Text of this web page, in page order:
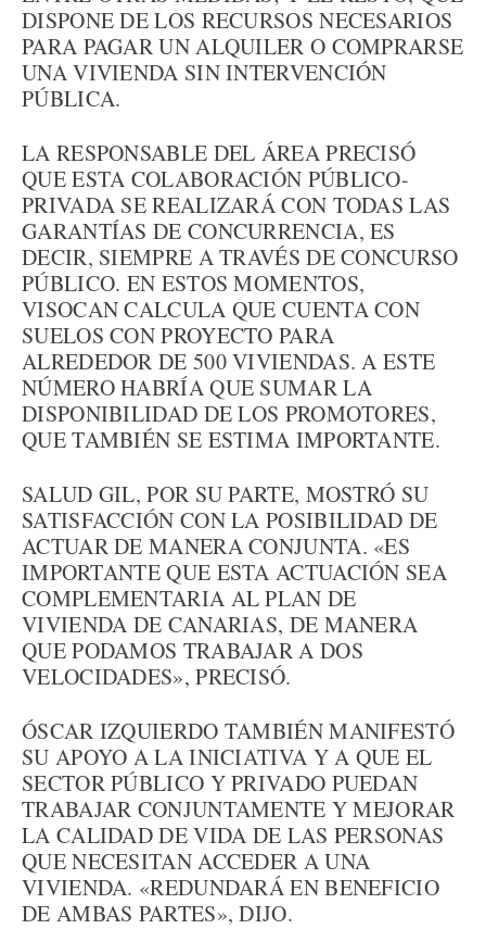
DISPONE DE LOS RECURSOS NECESARIOS
PARA PAGAR UN ALQUILER O COMPRARSE
UNA VIVIENDA SIN INTERVENCIÓN
PÚBLICA.
LA RESPONSABLE DEL ÁREA PRECISÓ
QUE ESTA COLABORACIÓN PÚBLICO-
PRIVADA SE REALIZARÁ CON TODAS LAS
GARANTÍAS DE CONCURRENCIA, ES
DECIR, SIEMPRE A TRAVÉS DE CONCURSO
PÚBLICO. EN ESTOS MOMENTOS,
VISOCAN CALCULA QUE CUENTA CON
SUELOS CON PROYECTO PARA
ALREDEDOR DE 500 VIVIENDAS. A ESTE
NÚMERO HABRÍA QUE SUMAR LA
DISPONIBILIDAD DE LOS PROMOTORES,
QUE TAMBIÉN SE ESTIMA IMPORTANTE.
SALUD GIL, POR SU PARTE, MOSTRÓ SU
SATISFACCIÓN CON LA POSIBILIDAD DE
ACTUAR DE MANERA CONJUNTA. «ES
IMPORTANTE QUE ESTA ACTUACIÓN SEA
COMPLEMENTARIA AL PLAN DE
VIVIENDA DE CANARIAS, DE MANERA
QUE PODAMOS TRABAJAR A DOS
VELOCIDADES», PRECISÓ.
ÓSCAR IZQUIERDO TAMBIÉN MANIFESTÓ
SU APOYO A LA INICIATIVA Y A QUE EL
SECTOR PÚBLICO Y PRIVADO PUEDAN
TRABAJAR CONJUNTAMENTE Y MEJORAR
LA CALIDAD DE VIDA DE LAS PERSONAS
QUE NECESITAN ACCEDER A UNA
VIVIENDA. «REDUNDARÁ EN BENEFICIO
DE AMBAS PARTES», DIJO.